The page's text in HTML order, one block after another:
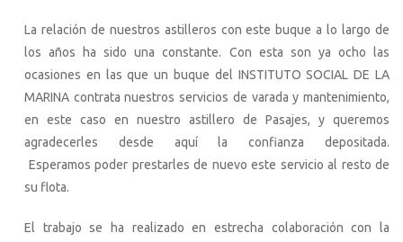
La relación de nuestros astilleros con este buque a lo largo de
los años ha sido una constante. Con esta son ya ocho las
ocasiones en las que un buque del INSTITUTO SOCIAL DE LA
MARINA contrata nuestros servicios de varada y mantenimiento,
en este caso en nuestro astillero de Pasajes, y queremos
agradecerles desde aquí la confianza depositada.
Esperamos poder prestarles de nuevo este servicio al resto de
su flota.
El trabajo se ha realizado en estrecha colaboración con la